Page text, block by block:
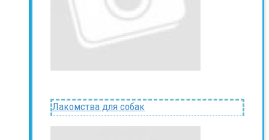
Лакомства для собак